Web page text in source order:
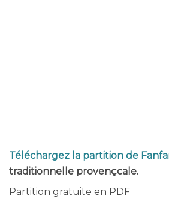
Téléchargez la partition de
traditionnelle provençcale.
Partition gratuite en PDF